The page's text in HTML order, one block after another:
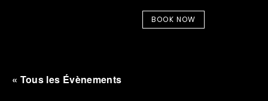
BOOK NOW
« Tous les Évènements